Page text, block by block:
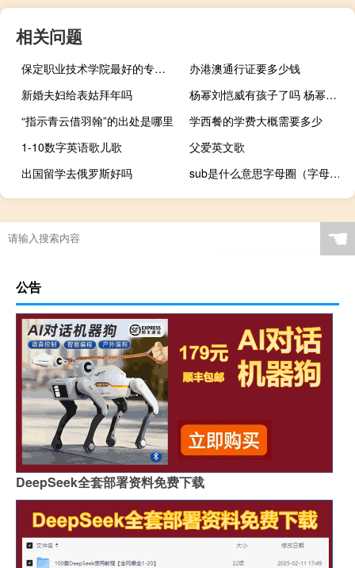
相关问题
保定职业技术学院最好的专业是什么
办港澳通行证要多少钱
新婚夫妇给表姑拜年吗
杨幂刘恺威有孩子了吗 杨幂和刘恺威结婚照
“指示青云借羽翰”的出处是哪里
学西餐的学费大概需要多少
1-10数字英语歌儿歌
父爱英文歌
出国留学去俄罗斯好吗
sub是什么意思字母圈（字母圈dom属性）什么梗
☚
公告
DeepSeek全套部署资料免费下载